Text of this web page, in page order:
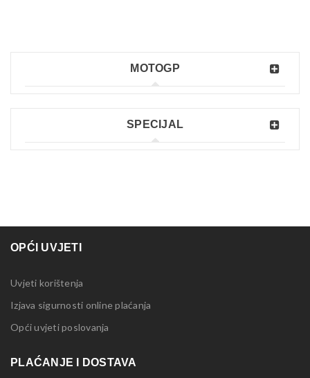
MOTOGP
SPECIJAL
OPĆI UVJETI
Uvjeti korištenja
Izjava sigurnosti online plaćanja
Opći uvjeti poslovanja
PLAĆANJE I DOSTAVA